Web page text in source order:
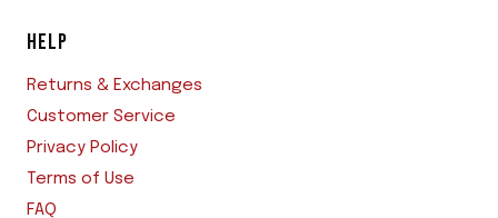
HELP
Returns & Exchanges
Customer Service
Privacy Policy
Terms of Use
FAQ